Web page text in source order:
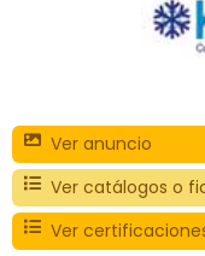
Ver anuncio
Ver catálogos o
Ver